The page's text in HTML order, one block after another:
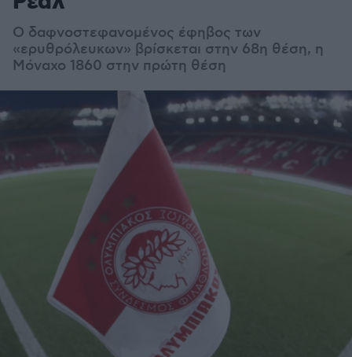
Ο δαφνοστεφανομένος έφηβος των
«ερυθρόλευκων» βρίσκεται στην 68η θέση, η
Μόναχο 1860 στην πρώτη θέση